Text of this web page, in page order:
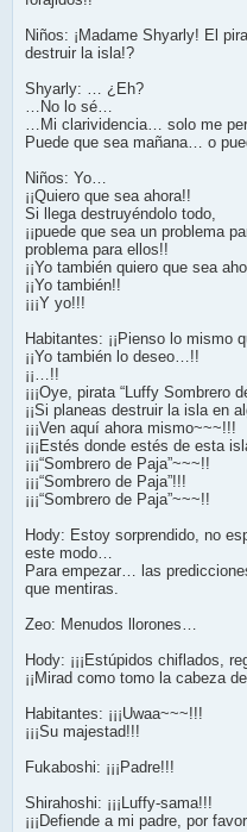
Niños: ¡Madame Shyarly! El
destruir la isla!?
Shyarly: … ¿Eh?
…No lo sé…
…Mi clarividencia… solo me
Puede que sea mañana… o
Niños: Yo…
¡¡Quiero que sea ahora!!
Si llega destruyéndolo todo,
¡¡puede que sea un problema
problema para ellos!!
¡¡Yo también quiero que sea
¡¡Yo también!!
¡¡¡Y yo!!!
Habitantes: ¡¡Pienso lo mismo
¡¡Yo también lo deseo…!!
¡¡…!!
¡¡¡Oye, pirata “Luffy Sombrero
¡¡Si planeas destruir la isla en
¡¡¡Ven aquí ahora mismo~~~!!!
¡¡¡Estés donde estés de esta
¡¡¡“Sombrero de Paja”~~~!!
¡¡¡“Sombrero de Paja”!!!
¡¡¡“Sombrero de Paja”~~~!!
Hody: Estoy sorprendido, no
este modo…
Para empezar… las
que mentiras.
Zeo: Menudos llorones…
Hody: ¡¡¡Estúpidos chiflados,
¡¡Mirad como tomo la cabeza
Habitantes: ¡¡¡Uwaa~~~!!!
¡¡¡Su majestad!!!
Fukaboshi: ¡¡¡Padre!!!
Shirahoshi: ¡¡¡Luffy-sama!!!
¡¡¡Defiende a mi padre, por